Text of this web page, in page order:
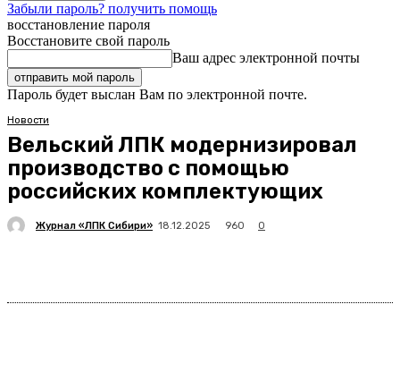
Забыли пароль? получить помощь
восстановление пароля
Восстановите свой пароль
Ваш адрес электронной почты
Пароль будет выслан Вам по электронной почте.
Новости
Вельский ЛПК модернизировал
производство с помощью
российских комплектующих
Журнал «ЛПК Сибири» 18.12.2025 960 0